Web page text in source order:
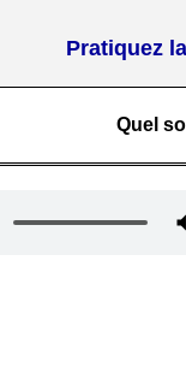
Pratiquez
Quel